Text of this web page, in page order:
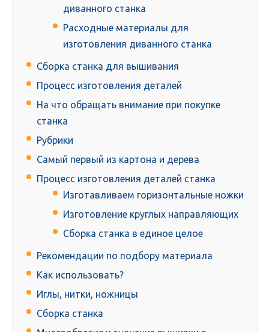
диванного станка
Расходные материалы для
изготовления диванного станка
Сборка станка для вышивания
Процесс изготовления деталей
На что обращать внимание при покупке
станка
Рубрики
Самый первый из картона и дерева
Процесс изготовления деталей станка
Изготавливаем горизонтальные ножки
Изготовление круглых направляющих
Сборка станка в единое целое
Рекомендации по подбору материала
Как использовать?
Иглы, нитки, ножницы
Сборка станка